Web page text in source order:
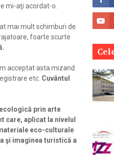
mi-aţi acordat-o.
mai mult schimburi de
foarte scurte
acceptat asta mizand
etc. Cuvântul
prin arte
care, aplicat la nivelul
eco-culturale
şi imaginea turistică a